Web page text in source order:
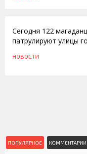
Сегодня 122
патрулируют улицы
НОВОСТИ
ПОПУЛЯРНОЕ КОММЕНТАРИИ